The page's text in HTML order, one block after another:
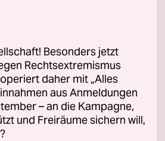
über
habe
Besonders jetzt
Rechtsextremismus
daher mit „Alles
aus Anmeldungen
– an die Kampagne,
und Freiräume sichern will,